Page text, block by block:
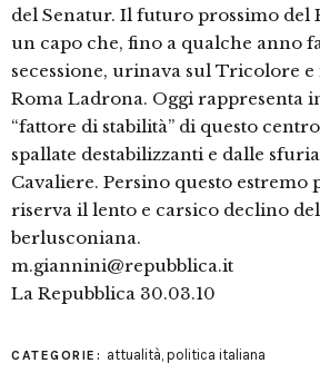
del Senatur. Il futuro prossimo del
un capo che, fino a qualche anno
secessione, urinava sul Tricolore
Roma Ladrona. Oggi rappresenta
“fattore di stabilità” di questo
spallate destabilizzanti e dalle
Cavaliere. Persino questo estremo
riserva il lento e carsico declino
berlusconiana.
m.giannini@repubblica.it
La Repubblica 30.03.10
CATEGORIE: attualità, politica italiana